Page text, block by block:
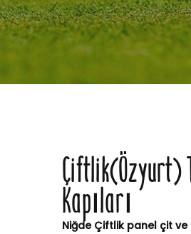
Çiftlik(Özyurt)
Kapıları
Niğde Çiftlik panel çit ve